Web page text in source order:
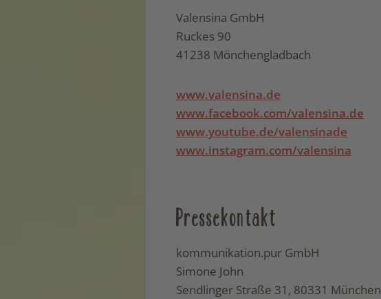
Valensina GmbH
Ruckes 90
41238 Mönchengladbach
www.valensina.de
www.facebook.com/valensina.de
www.youtube.de/valensinade
www.instagram.com/valensina
Pressekontakt
kommunikation.pur GmbH
Simone John
Sendlinger Straße 31, 80331 München